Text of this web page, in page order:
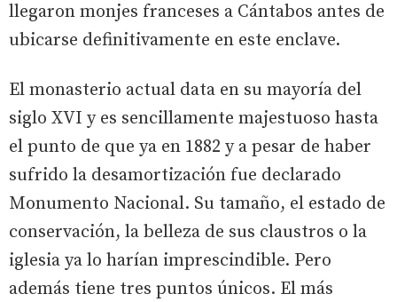
llegaron monjes franceses a Cántabos antes de
ubicarse definitivamente en este enclave.
El monasterio actual data en su mayoría del
siglo XVI y es sencillamente majestuoso hasta
el punto de que ya en 1882 y a pesar de haber
sufrido la desamortización fue declarado
Monumento Nacional. Su tamaño, el estado de
conservación, la belleza de sus claustros o la
iglesia ya lo harían imprescindible. Pero
además tiene tres puntos únicos. El más